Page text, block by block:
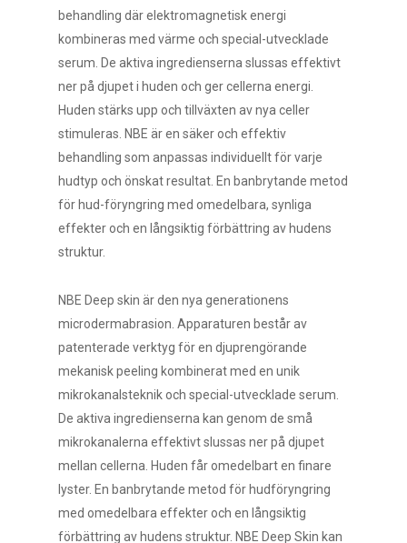
behandling där elektromagnetisk energi
kombineras med värme och special-utvecklade
serum. De aktiva ingredienserna slussas effektivt
ner på djupet i huden och ger cellerna energi.
Huden stärks upp och tillväxten av nya celler
stimuleras. NBE är en säker och effektiv
behandling som anpassas individuellt för varje
hudtyp och önskat resultat. En banbrytande metod
för hud-föryngring med omedelbara, synliga
effekter och en långsiktig förbättring av hudens
struktur.
NBE Deep skin är den nya generationens
microdermabrasion. Apparaturen består av
patenterade verktyg för en djuprengörande
mekanisk peeling kombinerat med en unik
mikrokanalsteknik och special-utvecklade serum.
De aktiva ingredienserna kan genom de små
mikrokanalerna effektivt slussas ner på djupet
mellan cellerna. Huden får omedelbart en finare
lyster. En banbrytande metod för hudföryngring
med omedelbara effekter och en långsiktig
förbättring av hudens struktur. NBE Deep Skin kan